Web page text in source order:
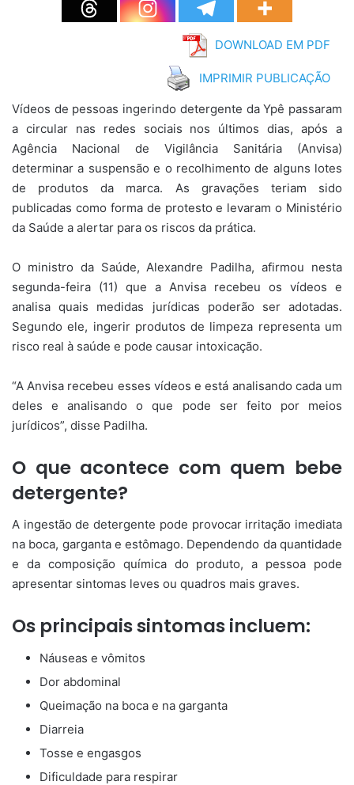
DOWNLOAD EM PDF
IMPRIMIR PUBLICAÇÃO
Vídeos de pessoas ingerindo detergente da Ypê passaram
a circular nas redes sociais nos últimos dias, após a
Agência Nacional de Vigilância Sanitária (Anvisa)
determinar a suspensão e o recolhimento de alguns lotes
de produtos da marca. As gravações teriam sido
publicadas como forma de protesto e levaram o Ministério
da Saúde a alertar para os riscos da prática.
O ministro da Saúde, Alexandre Padilha, afirmou nesta
segunda-feira (11) que a Anvisa recebeu os vídeos e
analisa quais medidas jurídicas poderão ser adotadas.
Segundo ele, ingerir produtos de limpeza representa um
risco real à saúde e pode causar intoxicação.
“A Anvisa recebeu esses vídeos e está analisando cada um
deles e analisando o que pode ser feito por meios
jurídicos”, disse Padilha.
O que acontece com quem bebe
detergente?
A ingestão de detergente pode provocar irritação imediata
na boca, garganta e estômago. Dependendo da quantidade
e da composição química do produto, a pessoa pode
apresentar sintomas leves ou quadros mais graves.
Os principais sintomas incluem:
Náuseas e vômitos
Dor abdominal
Queimação na boca e na garganta
Diarreia
Tosse e engasgos
Dificuldade para respirar